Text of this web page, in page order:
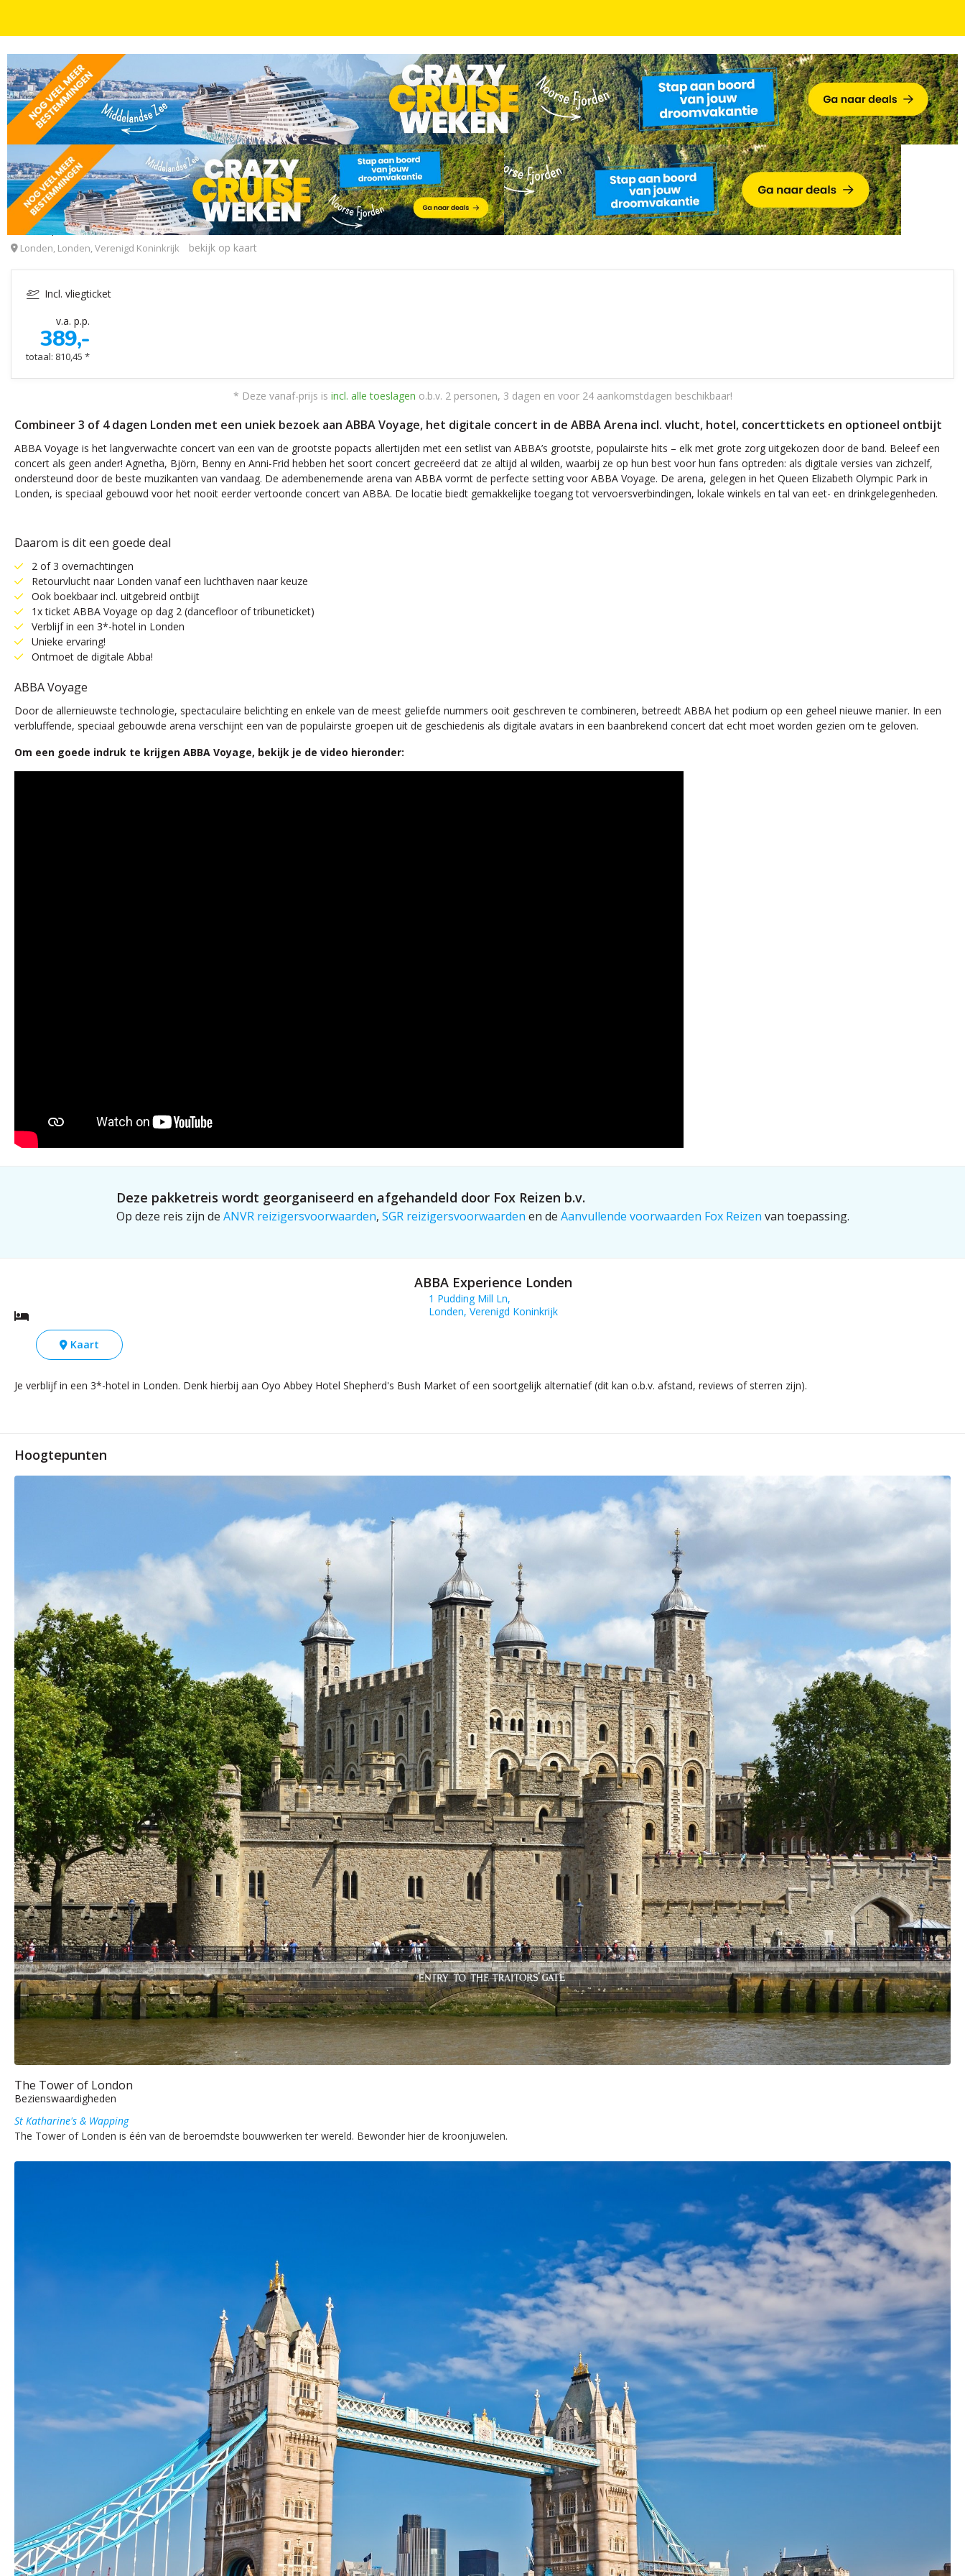
STEDENTRIPS OVERNACHTING + BELEVENIS 3 OF 4 DAGEN
ABBA Voyage! Hét muziekfenomeen in Londen incl. vlucht, hotel, concerttickets en optioneel ontbijt
ABBA Experience Londen
Londen, Londen, Verenigd Koninkrijk bekijk op kaart
Incl. vliegticket
v.a. p.p.
389,-
totaal: 810,45 *
* Deze vanaf-prijs is incl. alle toeslagen o.b.v. 2 personen, 3 dagen en voor 24 aankomstdagen beschikbaar!
Combineer 3 of 4 dagen Londen met een uniek bezoek aan ABBA Voyage, het digitale concert in de ABBA Arena incl. vlucht, hotel, concerttickets en optioneel ontbijt
ABBA Voyage is het langverwachte concert van een van de grootste popacts allertijden met een setlist van ABBA’s grootste, populairste hits – elk met grote zorg uitgekozen door de band. Beleef een
concert als geen ander! Agnetha, Björn, Benny en Anni-Frid hebben het soort concert gecreëerd dat ze altijd al wilden, waarbij ze op hun best voor hun fans optreden: als digitale versies van zichzelf,
ondersteund door de beste muzikanten van vandaag. De adembenemende arena van ABBA vormt de perfecte setting voor ABBA Voyage. De arena, gelegen in het Queen Elizabeth Olympic Park in
Londen, is speciaal gebouwd voor het nooit eerder vertoonde concert van ABBA. De locatie biedt gemakkelijke toegang tot vervoersverbindingen, lokale winkels en tal van eet- en drinkgelegenheden.
Daarom is dit een goede deal
2 of 3 overnachtingen
Retourvlucht naar Londen vanaf een luchthaven naar keuze
Ook boekbaar incl. uitgebreid ontbijt
1x ticket ABBA Voyage op dag 2 (dancefloor of tribuneticket)
Verblijf in een 3*-hotel in Londen
Unieke ervaring!
Ontmoet de digitale Abba!
ABBA Voyage
Door de allernieuwste technologie, spectaculaire belichting en enkele van de meest geliefde nummers ooit geschreven te combineren, betreedt ABBA het podium op een geheel nieuwe manier. In een
verbluffende, speciaal gebouwde arena verschijnt een van de populairste groepen uit de geschiedenis als digitale avatars in een baanbrekend concert dat echt moet worden gezien om te geloven.
Om een goede indruk te krijgen ABBA Voyage, bekijk je de video hieronder:
Deze pakketreis wordt georganiseerd en afgehandeld door Fox Reizen b.v.
Op deze reis zijn de ANVR reizigersvoorwaarden, SGR reizigersvoorwaarden en de Aanvullende voorwaarden Fox Reizen van toepassing.
ABBA Experience Londen
1 Pudding Mill Ln,
Londen, Verenigd Koninkrijk
Kaart
Je verblijf in een 3*-hotel in Londen. Denk hierbij aan Oyo Abbey Hotel Shepherd's Bush Market of een soortgelijk alternatief (dit kan o.b.v. afstand, reviews of sterren zijn).
Hoogtepunten
The Tower of London
Bezienswaardigheden
St Katharine's & Wapping
The Tower of Londen is één van de beroemdste bouwwerken ter wereld. Bewonder hier de kroonjuwelen.